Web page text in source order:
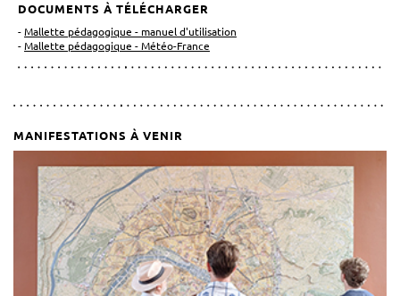
DOCUMENTS À TÉLÉCHARGER
Mallette pédagogique - manuel d'utilisation
Mallette pédagogique - Météo-France
MANIFESTATIONS À VENIR